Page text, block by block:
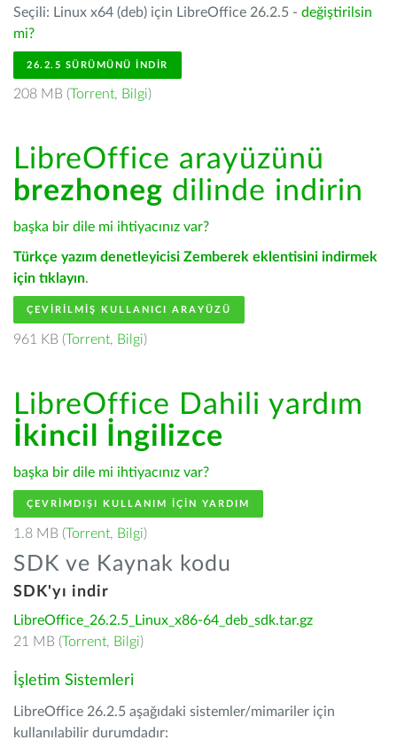
Seçili: Linux x64 (deb) için LibreOffice 26.2.5 - değiştirilsin
mi?
26.2.5 SÜRÜMÜNÜ İNDIR
208 MB (Torrent, Bilgi)
LibreOffice arayüzünü
brezhoneg dilinde indirin
başka bir dile mi ihtiyacınız var?
Türkçe yazım denetleyicisi Zemberek eklentisini indirmek
için tıklayın.
ÇEVIRILMIŞ KULLANICI ARAYÜZÜ
961 KB (Torrent, Bilgi)
LibreOffice Dahili yardım
İkincil İngilizce
başka bir dile mi ihtiyacınız var?
ÇEVRIMDIŞI KULLANIM IÇIN YARDIM
1.8 MB (Torrent, Bilgi)
SDK ve Kaynak kodu
SDK'yı indir
LibreOffice_26.2.5_Linux_x86-64_deb_sdk.tar.gz
21 MB (Torrent, Bilgi)
İşletim Sistemleri
LibreOffice 26.2.5 aşağıdaki sistemler/mimariler için
kullanılabilir durumdadır: